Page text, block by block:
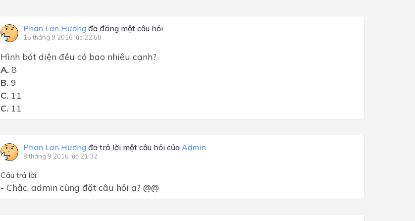
Phan Lan Hương đã đăng một câu hỏi
15 tháng 9 2016 lúc 22:58
Hình bát diện đều có bao nhiêu cạnh?
A. 8
B. 9
C. 11
C. 11
Phan Lan Hương đã trả lời một câu hỏi của Admin
8 tháng 9 2016 lúc 21:32
Câu trả lời:
- Chậc, admin cũng đặt câu hỏi ạ? @@